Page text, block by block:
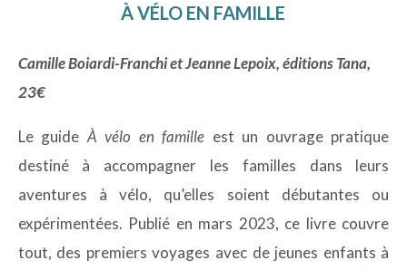
À VÉLO EN FAMILLE
Camille Boiardi-Franchi et Jeanne Lepoix, éditions Tana,
23€
Le guide À vélo en famille est un ouvrage pratique
destiné à accompagner les familles dans leurs
aventures à vélo, qu’elles soient débutantes ou
expérimentées. Publié en mars 2023, ce livre couvre
tout, des premiers voyages avec de jeunes enfants à